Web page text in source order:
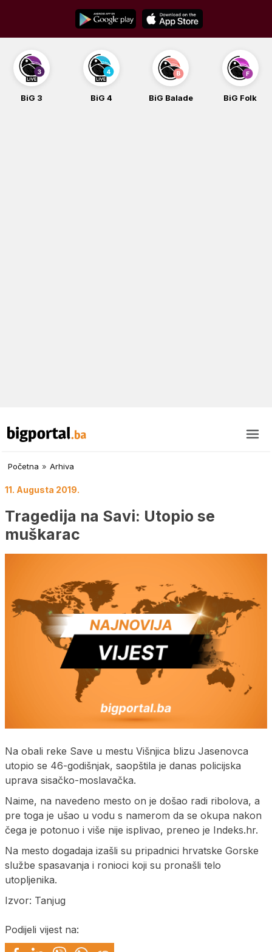
content
BiG 3 BiG 4 BiG Balade BiG Folk
Početna » Arhiva
11. Augusta 2019.
Tragedija na Savi: Utopio se
muškarac
Na obali reke Save u mestu Višnjica blizu Jasenovca
utopio se 46-godišnjak, saopštila je danas policijska
uprava sisačko-moslavačka.
Naime, na navedeno mesto on je došao radi ribolova, a
pre toga je ušao u vodu s namerom da se okupa nakon
čega je potonuo i više nije isplivao, preneo je Indeks.hr.
Na mesto dogadaja izašli su pripadnici hrvatske Gorske
službe spasavanja i ronioci koji su pronašli telo
utopljenika.
Izvor: Tanjug
Podijeli vijest na: